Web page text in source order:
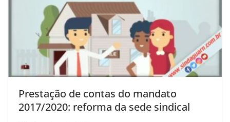
Prestação de contas do mandato
2017/2020: reforma da sede sindical